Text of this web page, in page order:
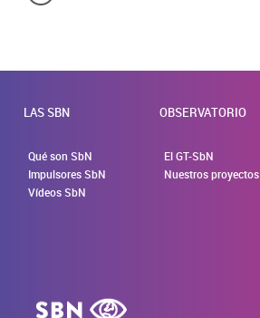
LAS SBN
Qué son SbN
Impulsores SbN
Vídeos SbN
OBSERVATORIO
El GT-SbN
Nuestros proyectos